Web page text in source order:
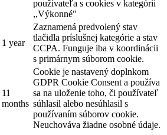
používateľa s cookies v kategórii
,,Výkonné"
1 year
Zaznamená predvolený stav
tlačidla príslušnej kategórie a stav
CCPA. Funguje iba v koordinácii
s primárnym súborom cookie.
11
months
Cookie je nastavený doplnkom
GDPR Cookie Consent a používa
sa na uloženie toho, či používateľ
súhlasil alebo nesúhlasil s
používaním súborov cookie.
Neuchováva žiadne osobné údaje.